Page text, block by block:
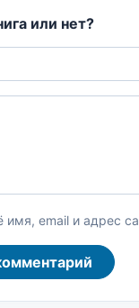
или нет?
имя, email и адрес